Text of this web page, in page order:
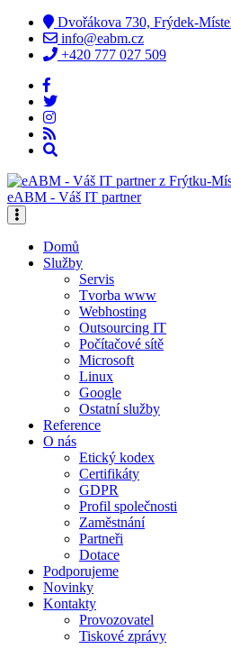
Dvořákova 730, Frýdek-Místek
info@eabm.cz
+420 777 027 509
eABM - Váš IT partner
Domů
Služby
Servis
Tvorba www
Webhosting
Outsourcing IT
Počítačové sítě
Microsoft
Linux
Google
Ostatní služby
Reference
O nás
Etický kodex
Certifikáty
GDPR
Profil společnosti
Zaměstnání
Partneři
Dotace
Podporujeme
Novinky
Kontakty
Provozovatel
Tiskové zprávy